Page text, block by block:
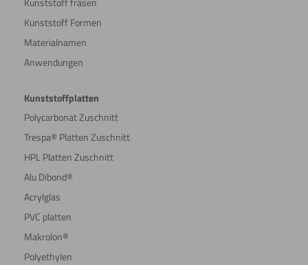
Kunststoff Formen
Materialnamen
Anwendungen
Kunststoffplatten
Polycarbonat Zuschnitt
Trespa® Platten Zuschnitt
HPL Platten Zuschnitt
Alu Dibond®
Acrylglas
PVC platten
Makrolon®
Polyethylen